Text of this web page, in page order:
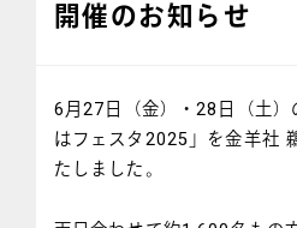
開催のお知らせ
6月27日（金）・28日（土）
はフェスタ2025」を金羊社
たしました。